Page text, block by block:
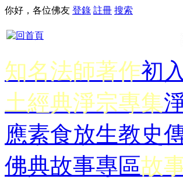
你好，各位佛友 登錄 註冊 搜索
知名法師著作初
土經典淨宗專集
應素食放生教史
佛典故事專區故